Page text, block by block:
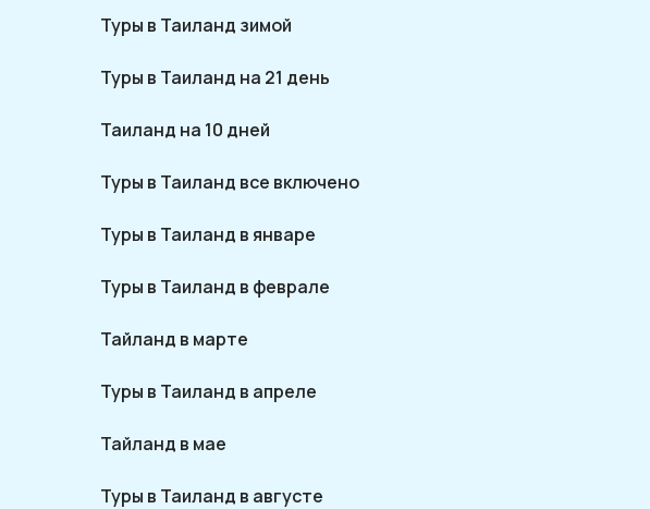
Туры в Таиланд зимой
Туры в Таиланд на 21 день
Таиланд на 10 дней
Туры в Таиланд все включено
Туры в Таиланд в январе
Туры в Таиланд в феврале
Тайланд в марте
Туры в Таиланд в апреле
Тайланд в мае
Туры в Таиланд в августе